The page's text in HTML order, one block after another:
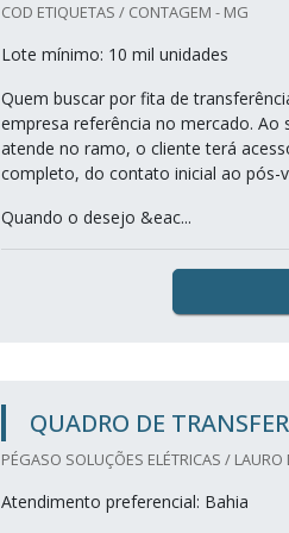
COD ETIQUETAS / CONTAGEM - MG
Lote mínimo: 10 mil unidades
Quem buscar por fita de
empresa referência no mercado.
atende no ramo, o cliente terá
completo, do contato inicial ao pós-
Quando o desejo &eac...
QUADRO DE
PÉGASO SOLUÇÕES ELÉTRICAS / LAURO
Atendimento preferencial: Bahia